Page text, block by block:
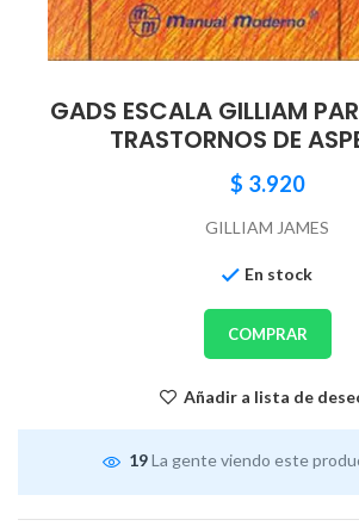
GADS ESCALA GILLIAM
TRASTORNOS DE
$ 3.920
GILLIAM JAMES
En stock
COMPRAR
Añadir a lista de
19 La gente viendo este